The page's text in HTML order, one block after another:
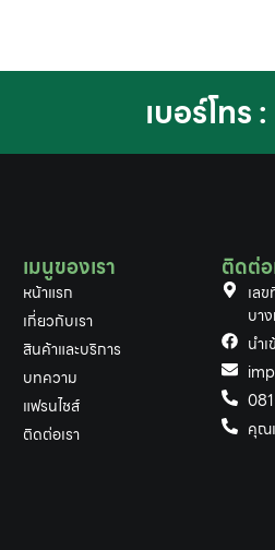
เบอร์โท
เมนูของเรา
หน้าแรก
เกี่ยวกับเรา
สินค้าและบริการ
บทความ
แฟรนไชส์
ติดต่อเรา
ติดต่อ
เล
บา
นำ
คุณ